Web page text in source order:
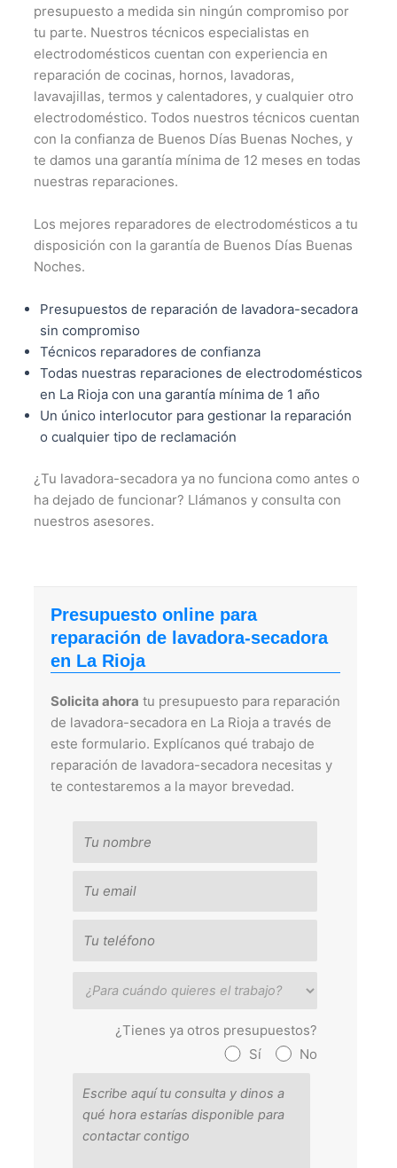
presupuesto a medida sin ningún compromiso por
tu parte. Nuestros técnicos especialistas en
electrodomésticos cuentan con experiencia en
reparación de cocinas, hornos, lavadoras,
lavavajillas, termos y calentadores, y cualquier otro
electrodoméstico. Todos nuestros técnicos cuentan
con la confianza de Buenos Días Buenas Noches, y
te damos una garantía mínima de 12 meses en todas
nuestras reparaciones.
Los mejores reparadores de electrodomésticos a tu
disposición con la garantía de Buenos Días Buenas
Noches.
Presupuestos de reparación de lavadora-secadora
sin compromiso
Técnicos reparadores de confianza
Todas nuestras reparaciones de electrodomésticos
en La Rioja con una garantía mínima de 1 año
Un único interlocutor para gestionar la reparación
o cualquier tipo de reclamación
¿Tu lavadora-secadora ya no funciona como antes o
ha dejado de funcionar? Llámanos y consulta con
nuestros asesores.
Presupuesto online para
reparación de lavadora-secadora
en La Rioja
Solicita ahora tu presupuesto para reparación
de lavadora-secadora en La Rioja a través de
este formulario. Explícanos qué trabajo de
reparación de lavadora-secadora necesitas y
te contestaremos a la mayor brevedad.
¿Tienes ya otros presupuestos?
Sí
No